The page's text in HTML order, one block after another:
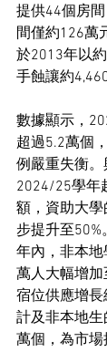
提供44個房
間僅約126萬
於2013年以
手蝕讓約
數據顯示，
超過5.2萬個
例嚴重失衡
2024/25學年
額，資助大
步提升至
年內，非本
萬人大幅增
宿位供應增
計及非本地
萬個，為市